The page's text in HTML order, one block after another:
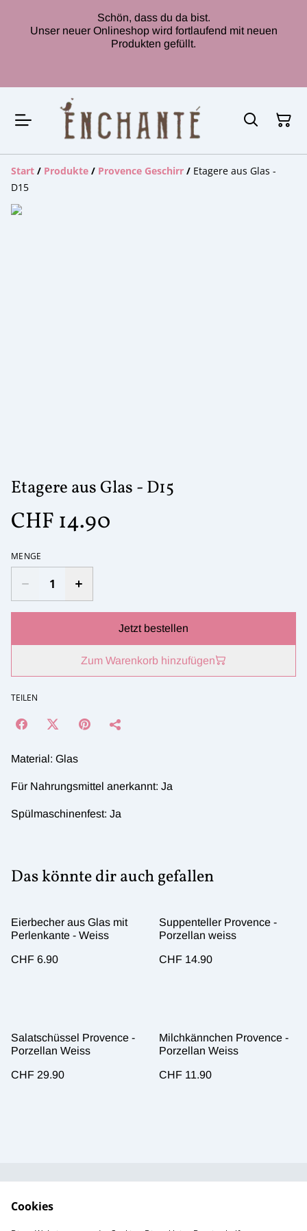
Schön, dass du da bist.
Unser neuer Onlineshop wird fortlaufend mit neuen
Produkten gefüllt.
Start / Produkte / Provence Geschirr / Etagere aus Glas -
D15
Etagere aus Glas - D15
CHF 14.90
MENGE
Jetzt bestellen
Zum Warenkorb hinzufügen
TEILEN
Material: Glas
Für Nahrungsmittel anerkannt: Ja
Spülmaschinenfest: Ja
Das könnte dir auch gefallen
Eierbecher aus Glas mit
Perlenkante - Weiss
CHF 6.90
Suppenteller Provence -
Porzellan weiss
CHF 14.90
Salatschüssel Provence -
Porzellan Weiss
CHF 29.90
Milchkännchen Provence -
Porzellan Weiss
CHF 11.90
Cookies